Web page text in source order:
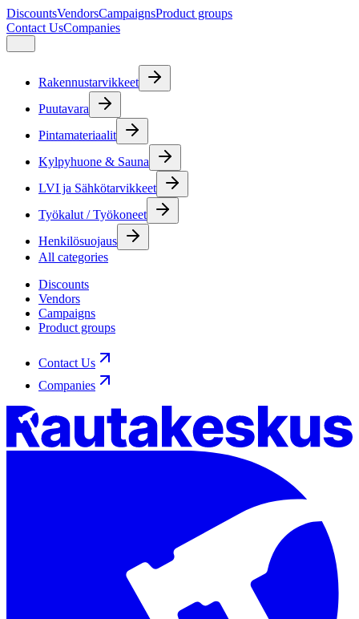
DiscountsVendorsCampaignsProduct groups
Contact UsCompanies
Rakennustarvikkeet
Puutavara
Pintamateriaalit
Kylpyhuone & Sauna
LVI ja Sähkötarvikkeet
Työkalut / Työkoneet
Henkilösuojaus
All categories
Discounts
Vendors
Campaigns
Product groups
Contact Us
Companies